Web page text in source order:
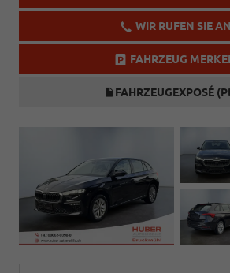
WIR RUFEN SIE AN
FAHRZEUG
FAHRZEUGEXPOSÉ